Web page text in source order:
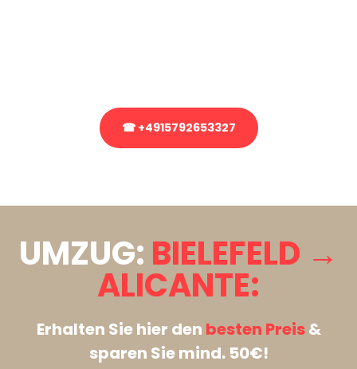
☎ +4915792653327
UMZUG: BIELEFELD →
ALICANTE:
Erhalten Sie hier den besten Preis&
sparen Sie mind. 50€!